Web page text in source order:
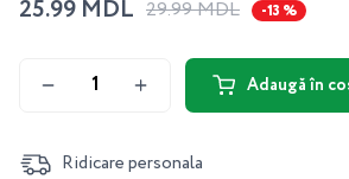
25.99 MDL 29.99 MDL -13 %
Adaugă în
Ridicare personala